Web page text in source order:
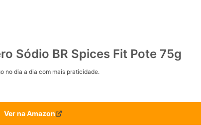
Sódio BR Spices Fit Pote 75g
no dia a dia com mais praticidade.
Ver na Amazon